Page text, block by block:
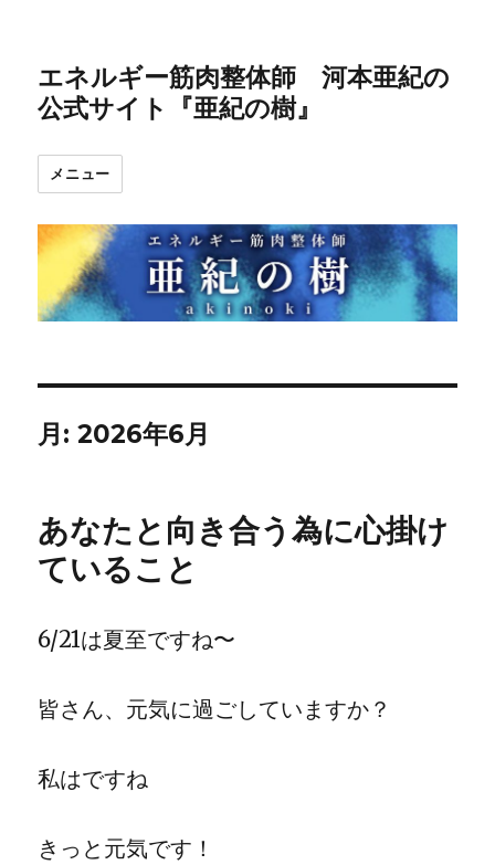
エネルギー筋肉整体師 河本亜紀の
公式サイト『亜紀の樹』
メニュー
月:2026年6月
あなたと向き合う為に心掛け
ていること
6/21は夏至ですね〜
皆さん、元気に過ごしていますか？
私はですね
きっと元気です！